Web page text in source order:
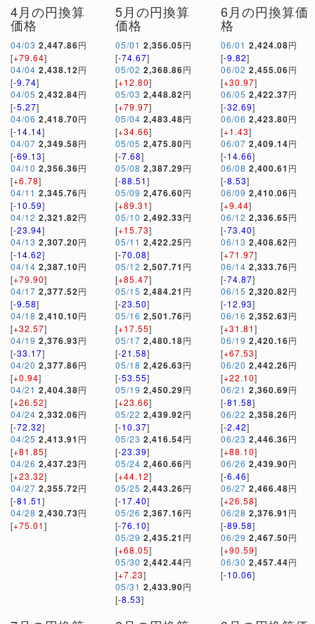
4月の円換算
価格
04/03 2,447.86円
[+79.64]
04/04 2,438.12円
[-9.74]
04/05 2,432.84円
[-5.27]
04/06 2,418.70円
[-14.14]
04/07 2,349.58円
[-69.13]
04/10 2,356.36円
[+6.78]
04/11 2,345.76円
[-10.59]
04/12 2,321.82円
[-23.94]
04/13 2,307.20円
[-14.62]
04/14 2,387.10円
[+79.90]
04/17 2,377.52円
[-9.58]
04/18 2,410.10円
[+32.57]
04/19 2,376.93円
[-33.17]
04/20 2,377.86円
[+0.94]
04/21 2,404.38円
[+26.52]
04/24 2,332.06円
[-72.32]
04/25 2,413.91 円
[+81.85]
04/26 2,437.23円
[+23.32]
04/27 2,355.72円
[-81.51]
04/28 2,430.73円
[+75.01]
5月の円換算
価格
05/01 2,356.05円
[-74.67]
05/02 2,368.86円
[+12.80]
05/03 2,448.82円
[+79.97]
05/04 2,483.48円
[+34.66]
05/05 2,475.80円
[-7.68]
05/08 2,387.29円
[-88.51]
05/09 2,476.60円
[+89.31]
05/10 2,492.33円
[+15.73]
05/11 2,422.25円
[-70.08]
05/12 2,507.71 円
[+85.47]
05/15 2,484.21 円
[-23.50]
05/16 2,501.76円
[+17.55]
05/17 2,480.18円
[-21.58]
05/18 2,426.63円
[-53.55]
05/19 2,450.29円
[+23.66]
05/22 2,439.92円
[-10.37]
05/23 2,416.54円
[-23.39]
05/24 2,460.66円
[+44.12]
05/25 2,443.26円
[-17.40]
05/26 2,367.16円
[-76.10]
05/29 2,435.21 円
[+68.05]
05/30 2,442.44円
[+7.23]
05/31 2,433.90円
[-8.53]
6月の円換算価
格
06/01 2,424.08円
[-9.82]
06/02 2,455.06円
[+30.97]
06/05 2,422.37円
[-32.69]
06/06 2,423.80円
[+1.43]
06/07 2,409.14円
[-14.66]
06/08 2,400.61 円
[-8.53]
06/09 2,410.06円
[+9.44]
06/12 2,336.65円
[-73.40]
06/13 2,408.62円
[+71.97]
06/14 2,333.76円
[-74.87]
06/15 2,320.82円
[-12.93]
06/16 2,352.63円
[+31.81]
06/19 2,420.16円
[+67.53]
06/20 2,442.26円
[+22.10]
06/21 2,360.69円
[-81.58]
06/22 2,358.26円
[-2.42]
06/23 2,446.36円
[+88.10]
06/26 2,439.90円
[-6.46]
06/27 2,466.48円
[+26.58]
06/28 2,376.91 円
[-89.58]
06/29 2,467.50円
[+90.59]
06/30 2,457.44円
[-10.06]